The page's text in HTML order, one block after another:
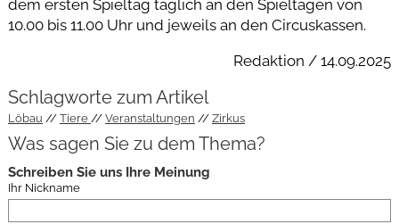
dem ersten Spieltag täglich an den Spieltagen von
10.00 bis 11.00 Uhr und jeweils an den Circuskassen.
Redaktion / 14.09.2025
Schlagworte zum Artikel
Löbau Tiere Veranstaltungen Zirkus
Was sagen Sie zu dem Thema?
Schreiben Sie uns Ihre Meinung
Ihr Nickname